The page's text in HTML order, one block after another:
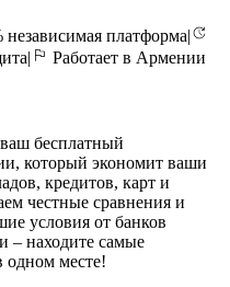
независимая платформа|
| Работает в Армении
ваш бесплатный
который экономит ваши
кредитов, карт и
честные сравнения и
условия от банков
– находите самые
месте!